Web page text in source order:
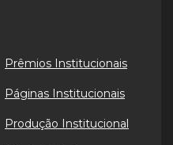
Prêmios Institucionais
Páginas Institucionais
Produção Institucional